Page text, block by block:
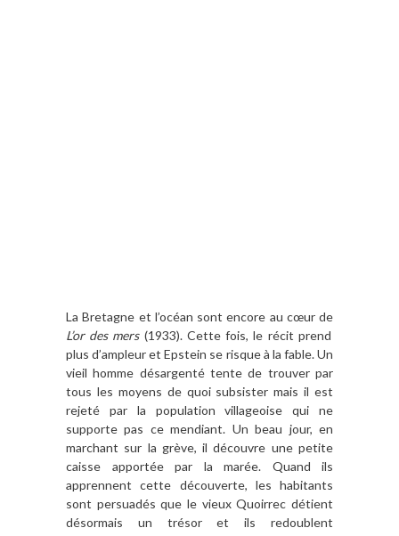
La Bretagne et l’océan sont encore au cœur de
L’or des mers(1933). Cette fois, le récit prend
plus d’ampleur et Epstein se risque à la fable. Un
vieil homme désargenté tente de trouver par
tous les moyens de quoi subsister mais il est
rejeté par la population villageoise qui ne
supporte pas ce mendiant. Un beau jour, en
marchant sur la grève, il découvre une petite
caisse apportée par la marée. Quand ils
apprennent cette découverte, les habitants
sont persuadés que le vieux Quoirrec détient
désormais un trésor et ils redoublent